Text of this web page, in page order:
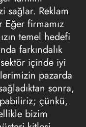
sağlar. Reklam
Eğer firmamız
temel hedefi
farkındalık
sektör içinde iyi
pazarda
sonra,
çünkü,
bizim